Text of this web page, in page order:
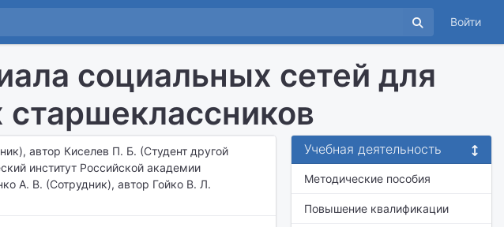
Войти
социальных сетей для
автор Киселев П. Б. (Студент другой
институт Российской академии
А. В. (Сотрудник), автор Гойко В. Л.
Учебная деятельность
Методические пособия
Повышение квалификации